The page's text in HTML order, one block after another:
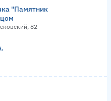
"Памятник
82